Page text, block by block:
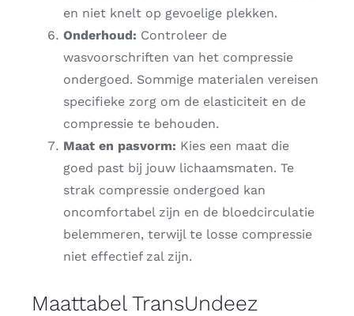
en niet knelt op gevoelige plekken.
Onderhoud: Controleer de
wasvoorschriften van het compressie
ondergoed. Sommige materialen vereisen
specifieke zorg om de elasticiteit en de
compressie te behouden.
Maat en pasvorm: Kies een maat die
goed past bij jouw lichaamsmaten. Te
strak compressie ondergoed kan
oncomfortabel zijn en de bloedcirculatie
belemmeren, terwijl te losse compressie
niet effectief zal zijn.
Maattabel TransUndeez